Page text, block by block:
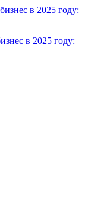
в 2025 году:
в 2025 году: